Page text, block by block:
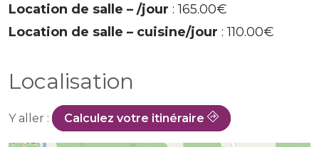
Location de salle – /jour : 165.00€
Location de salle – cuisine/jour : 110.00€
Localisation
Y aller : Calculez votre itinéraire